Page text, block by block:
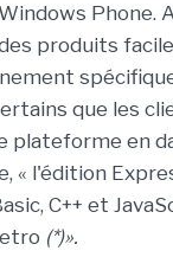
Phone.
produits
que les
plateforme en
« l'édition
C++ et
(*)».